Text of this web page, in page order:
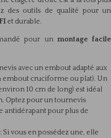
des outils de qualité pour un
et durable.
pour un montage facile
avec un embout adapté aux
cruciforme ou plat). Un
10 cm de long) est idéal
Optez pour un tournevis
antidérapant pour plus de
vous en possédez une, elle